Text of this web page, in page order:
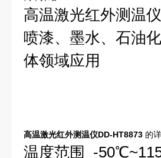
高温激光红外测温
喷漆、墨水、石油
体领域应用
高温激光红外测温仪DD-HT8873 的
温度范围 -